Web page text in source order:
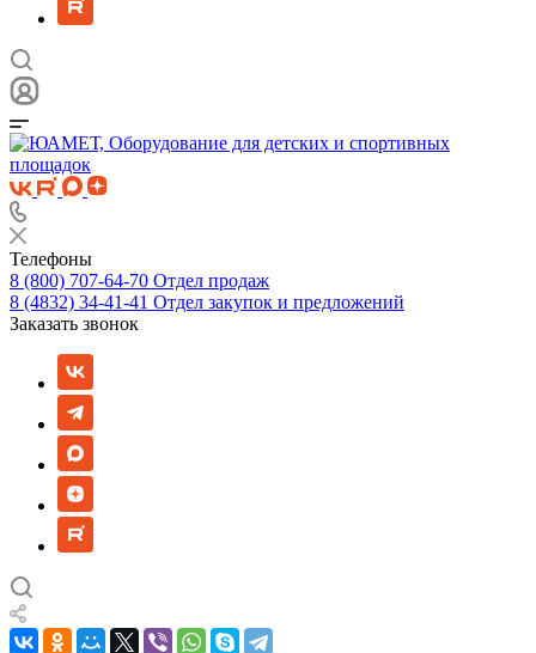
Телефоны
8 (800) 707-64-70 Отдел продаж
8 (4832) 34-41-41 Отдел закупок и предложений
Заказать звонок